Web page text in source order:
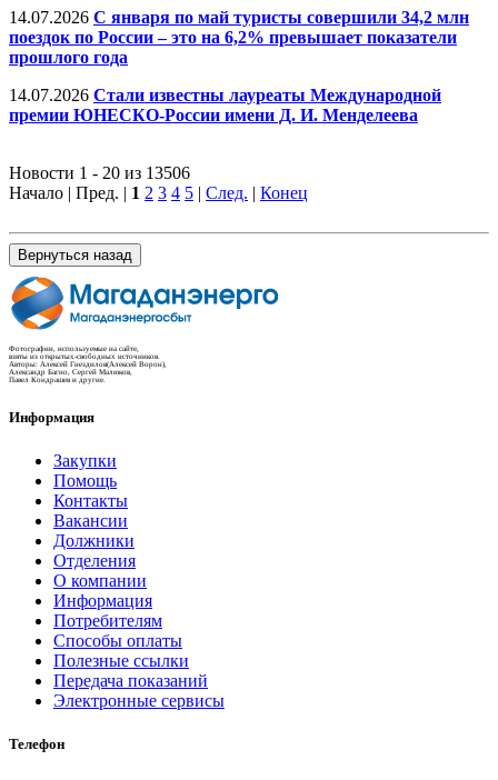
14.07.2026 С января по май туристы совершили 34,2 млн
поездок по России ‒ это на 6,2% превышает показатели
прошлого года
14.07.2026 Стали известны лауреаты Международной
премии ЮНЕСКО-России имени Д. И. Менделеева
Новости 1 - 20 из 13506
Начало | Пред. | 1 2 3 4 5 | След. | Конец
Вернуться назад
Фотографии, используемые на сайте,
взяты из открытых-свободных источников.
Авторы: Алексей Гнездилов(Алексей Ворон),
Александр Багно, Сергей Малюков,
Павел Кондрашев и другие.
Информация
Закупки
Помощь
Контакты
Вакансии
Должники
Отделения
О компании
Информация
Потребителям
Способы оплаты
Полезные ссылки
Передача показаний
Электронные сервисы
Телефон